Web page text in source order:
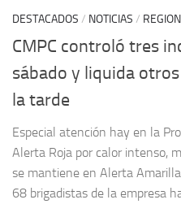
DESTACADOS / NOTICIAS /
CMPC controló tres
sábado y liquida
la tarde
Especial atención hay en la
Alerta Roja por calor intenso,
se mantiene en Alerta
68 brigadistas de la empresa